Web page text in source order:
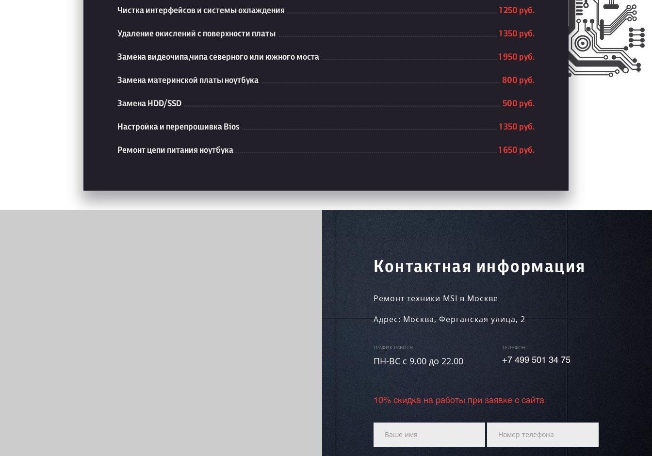
Чистка интерфейсов и системы охлаждения 1 250 руб.
Удаление окислений с поверхности платы 1 350 руб.
Замена видеочипа,чипа северного или южного моста 1 950 руб.
Замена материнской платы ноутбука 800 руб.
Замена HDD/SSD 500 руб.
Настройка и перепрошивка Bios 1 350 руб.
Ремонт цепи питания ноутбука 1 650 руб.
Контактная информация
Ремонт техники MSI в Москве
Адрес:Москва,Ферганская улица, 2
ГРАФИК РАБОТЫ
ПН-ВC c 9.00 до 22.00
ТЕЛЕФОН
+7 499 501 34 75
10% скидка на работы при заявке с сайта